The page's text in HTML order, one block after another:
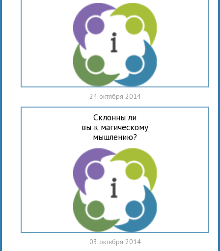
24 октября 2014
Склонны ли
вы к магическому
мышлению?
03 октября 2014